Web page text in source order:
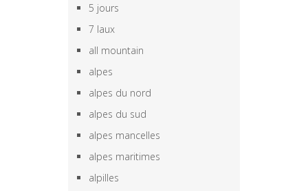
5 jours
7 laux
all mountain
alpes
alpes du nord
alpes du sud
alpes mancelles
alpes maritimes
alpilles